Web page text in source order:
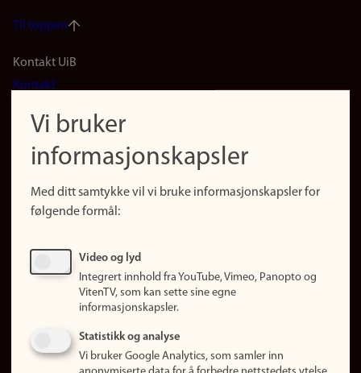
Til toppen
Footer
(no)
Kontakt UiB
Kontakt
Finn forsker
Presse
Finn studier
Ledige stillinger
Om nettstedet
Vi bruker
informasjonskapsler
Med ditt samtykke vil vi bruke informasjonskapsler for
følgende formål:
Video og lyd
Integrert innhold fra YouTube, Vimeo, Panopto og
VitenTV, som kan sette sine egne
informasjonskapsler.
Statistikk og analyse
Vi bruker Google Analytics, som samler inn